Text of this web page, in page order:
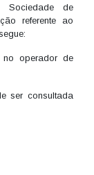
Sociedade de
referente ao
operador de
ser consultada